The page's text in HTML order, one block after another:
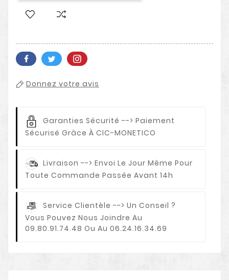
Donnez votre avis
Garanties Sécurité --> Paiement
Sécurisé Grâce À CIC-MONETICO
Livraison --> Envoi Le Jour Même Pour
Toute Commande Passée Avant 14h
Service Clientèle --> Un Conseil ?
Vous Pouvez Nous Joindre Au
09.80.91.74.48 Ou Au 06.24.16.34.69